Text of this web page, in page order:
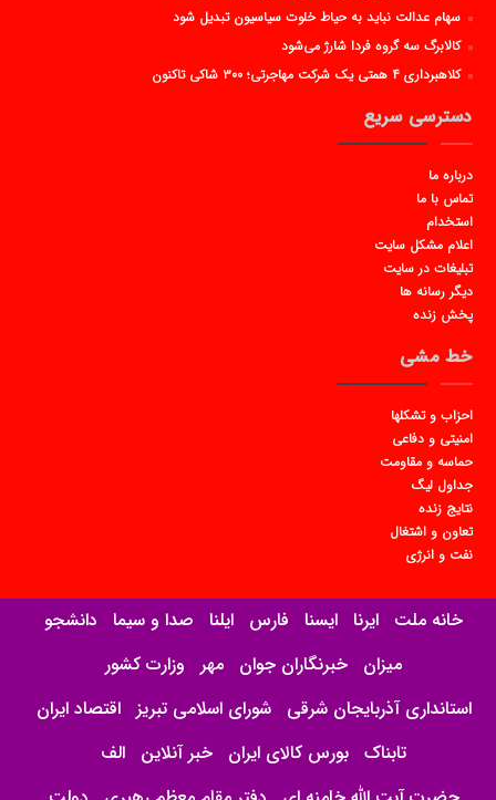
سهام عدالت نباید به حیاط خلوت سیاسیون تبدیل شود
کالابرگ سه گروه فردا شارژ می‌شود
کلاهبرداری ۴ همتی یک شرکت مهاجرتی؛ ۳۰۰ شاکی تاکنون
دسترسی سریع
درباره ما
تماس با ما
استخدام
اعلام مشکل سایت
تبلیغات در سایت
دیگر رسانه ها
پخش زنده
خط مشی
احزاب و تشکلها
امنیتی و دفاعی
حماسه و مقاومت
جداول لیگ
نتایج زنده
تعاون و اشتغال
نفت و انرژی
خانه ملت ایرنا ایسنا فارس ایلنا صدا و سیما دانشجو
میزان خبرنگاران جوان مهر
وزارت کشور
استانداری آذربایجان شرقی
شورای اسلامی تبریز
اقتصاد ایران
تابناک بورس کالای ایران خبر آنلاین الف